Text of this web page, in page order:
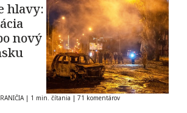
hlavy:
nový
| 1 min. čítania | 71 komentárov